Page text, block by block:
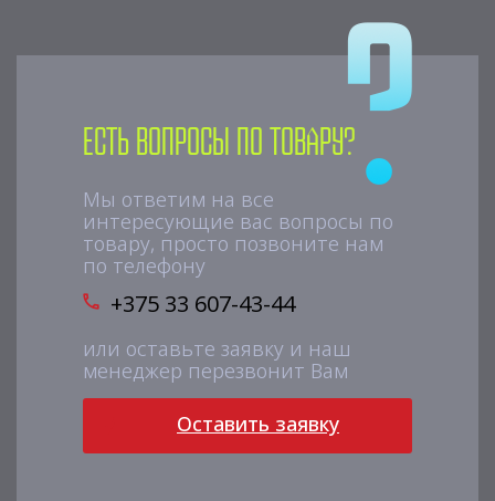
Есть вопросы по товару?
Мы ответим на все
интересующие вас вопросы по
товару, просто позвоните нам
по телефону
+375 33 607-43-44
или оставьте заявку и наш
менеджер перезвонит Вам
Оставить заявку